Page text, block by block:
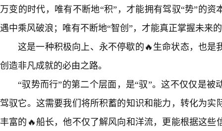
万变的时代，唯有不断地“积”，才能拥有驾驭“势”的资
遇中乘风破浪；唯有不断地“智创”，才能真正掌握未来
这是一种积极向上、永不停歇的🔥生命状态，也是
创造非凡成就的必由之路。
“驭势而行”的第二个层面，是“驭”。这不仅仅是被
驾驭它。这需要我们将所积蓄的知识和能力，转化为实
丰富的🔥船长，他不仅了解风向和洋流，更能根据这些